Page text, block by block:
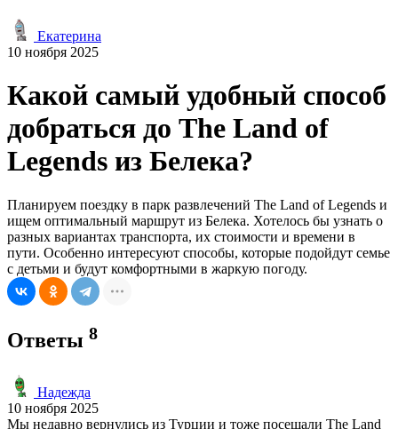
Екатерина
10 ноября 2025
Какой самый удобный способ
добраться до The Land of
Legends из Белека?
Планируем поездку в парк развлечений The Land of Legends и
ищем оптимальный маршрут из Белека. Хотелось бы узнать о
разных вариантах транспорта, их стоимости и времени в
пути. Особенно интересуют способы, которые подойдут семье
с детьми и будут комфортными в жаркую погоду.
Ответы 8
Надежда
10 ноября 2025
Мы недавно вернулись из Турции и тоже посещали The Land